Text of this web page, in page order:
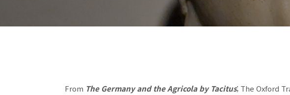
From The Germany and the Agricola by Tacitus; The Oxford